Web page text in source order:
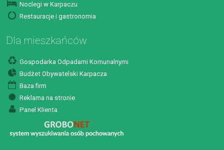
Noclegi w Karpaczu
Restauracje i gastronomia
Dla mieszkańców
Gospodarka Odpadami Komunalnymi
Budżet Obywatelski Karpacza
Baza firm
Reklama na stronie
Panel Klienta